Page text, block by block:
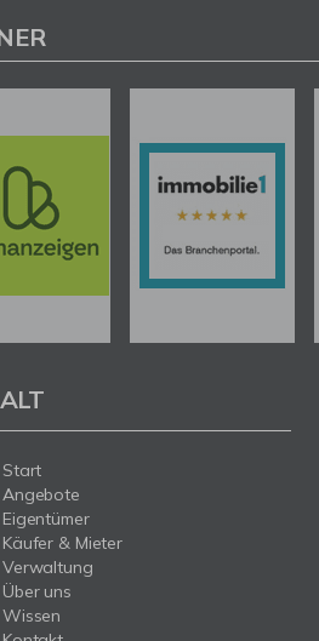
Start
Angebote
Eigentümer
Käufer & Mieter
Verwaltung
Über uns
Wissen